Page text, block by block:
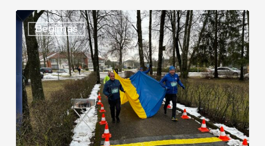
Bėgimas
XXXVI
TRADICINIS
BĖGIMAS
„APLINK
ŽELVOS
EŽERĄ“
(NUOSTATAI)